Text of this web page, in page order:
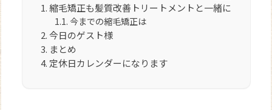
縮毛矯正も髪質改善トリートメントと一緒に
今までの縮毛矯正は
今日のゲスト様
まとめ
定休日カレンダーになります